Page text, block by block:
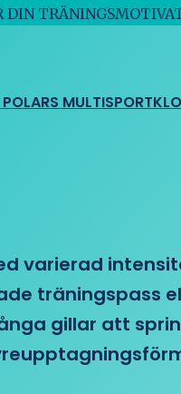
DIN
varierad
träningspass
gillar att